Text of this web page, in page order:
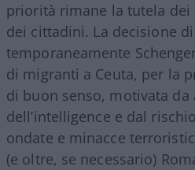
priorità rimane la tutela dei
dei cittadini. La decisione
temporaneamente
di migranti a Ceuta, per la
di buon senso, motivata
dell’intelligence e dal
ondate e minacce
(e oltre, se necessario)